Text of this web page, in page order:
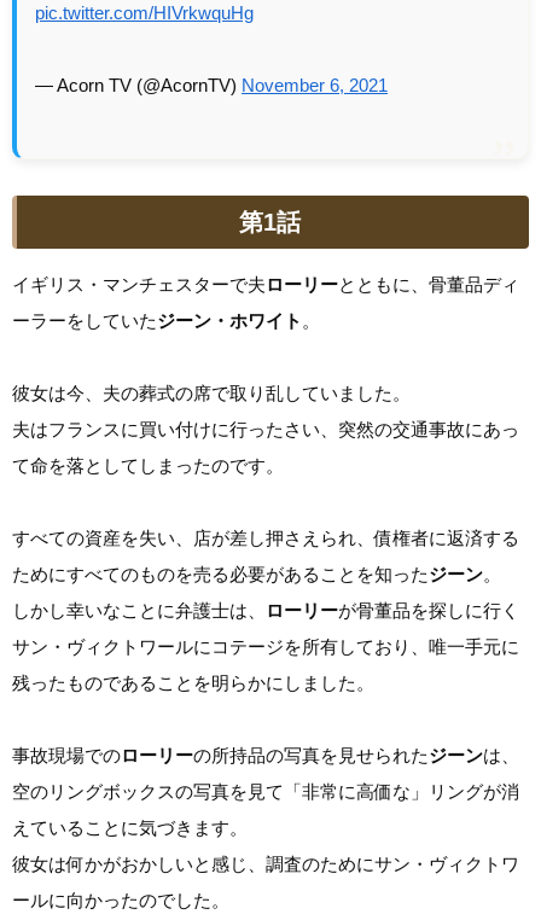
pic.twitter.com/HIVrkwquHg
— Acorn TV (@AcornTV) November 6, 2021
第1話
イギリス・マンチェスターで夫ローリーとともに、骨董品ディ
ーラーをしていたジーン・ホワイト 。
彼女は今、夫の葬式の席で取り乱していました。
夫はフランスに買い付けに行ったさい、突然の交通事故にあっ
て命を落としてしまったのです。
すべての資産を失い、店が差し押さえられ、債権者に返済する
ためにすべてのものを売る必要があることを知ったジーン。
しかし幸いなことに弁護士は、
ローリーが骨董品を探しに行く
サン・ヴィクトワールにコテージを所有しており、唯一手元に
残ったものであることを明らかにしました。
事故現場でのローリーの所持品の写真を見せられたジーンは、
空のリングボックスの写真を見て「非常に高価な」リングが消
えていることに気づきます。
彼女は何かがおかしいと感じ、調査のためにサン・ヴィクトワ
ールに向かったのでした。